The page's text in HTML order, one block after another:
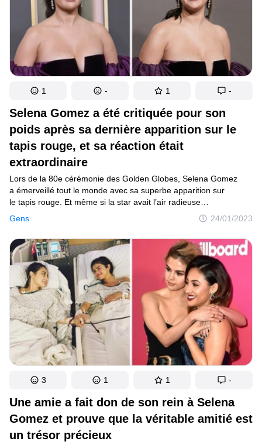
Selena Gomez a été critiquée pour son
poids après sa dernière apparition sur le
tapis rouge, et sa réaction était
extraordinaire
Gens 24/01/2023
Lors de la 80e cérémonie des Golden Globes, Selena Gomez
a émerveillé tout le monde avec sa superbe apparition sur
le tapis rouge. Et même si la star avait l’air radieuse
et incroyablement à l’aise, certaines personnes ont tout de même
commenté son apparence. Mais la réaction de la chanteuse face
à ces critiques était très positive et sa réponse nous a permis
de l’admirer encore plus.
1 - 1 -
Une amie a fait don de son rein à Selena
Gomez et prouve que la véritable amitié est
un trésor précieux
3 1 1 -